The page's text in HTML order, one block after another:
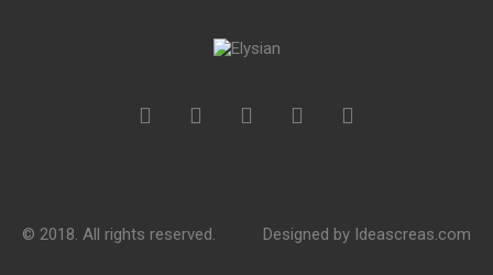
© 2018. All rights reserved. Designed by Ideascreas.com